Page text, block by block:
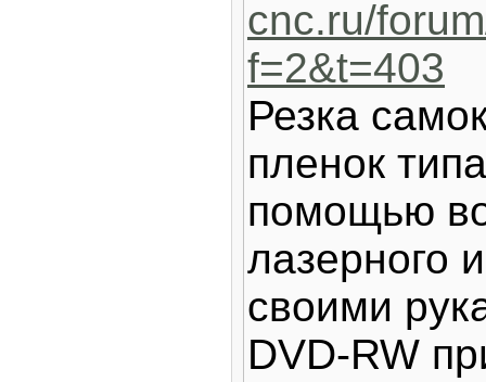
cnc.ru/
f=2&t=403
Резка
пленок
помощью
лазерного
своими
DVD-RW